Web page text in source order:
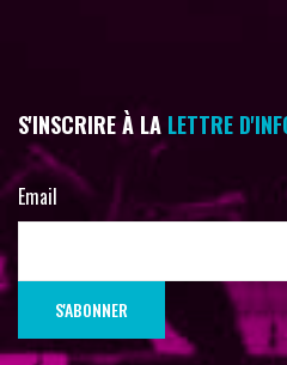
S'INSCRIRE À LA LETTRE
Email